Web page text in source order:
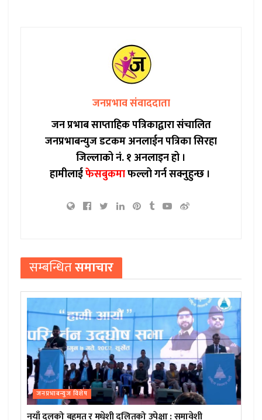
जनप्रभाव संवाददाता
जन प्रभाब साप्ताहिक पत्रिकाद्वारा संचालित
जनप्रभाबन्युज डटकम अनलाईन पत्रिका सिरहा
जिल्लाको नं. १ अनलाइन हो ।
हामीलाईफेसबुकमाफल्लो गर्न सक्नुहुन्छ ।
सम्बन्धितसमाचार
जनप्रभाबन्युज विशेष
नयाँ दलको बहुमत र मधेशी दलितको उपेक्षा : समावेशी